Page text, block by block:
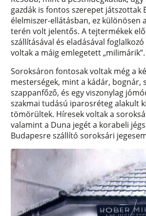
gazdák is fontos szerepet játszottak
élelmiszer-ellátásban, ez különösen
terén volt jelentős. A tejtermékek
szállításával és eladásával
voltak a máig emlegetett „milimárik”.
Soroksáron fontosak voltak még a
mesterségek, mint a kádár, bognár,
szappanfőző, és egy viszonylag
szakmai tudású iparosréteg alakult
tömörültek. Híresek voltak a
valamint a Duna jegét a korabeli
Budapesre szállító soroksári